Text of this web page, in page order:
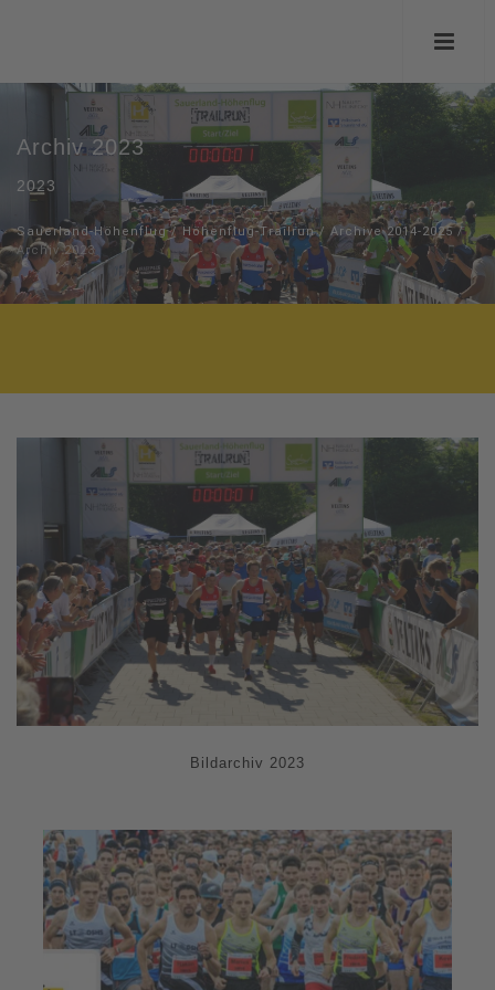
Archiv 2023
2023
Sauerland-Höhenflug/Höhenflug-Trailrun/ Archive 2014-2025/
Archiv 2023
Bildarchiv 2023